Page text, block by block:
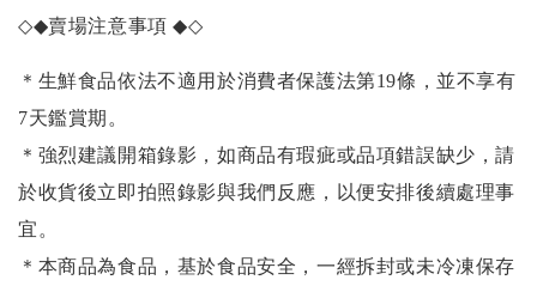
◇◆賣場注意事項◆◇
＊生鮮食品依法不適用於消費者保護法第19條，並不享有
7天鑑賞期。
＊強烈建議開箱錄影，如商品有瑕疵或品項錯誤缺少，請
於收貨後立即拍照錄影與我們反應，以便安排後續處理事
宜。
＊本商品為食品，基於食品安全，一經拆封或未冷凍保存